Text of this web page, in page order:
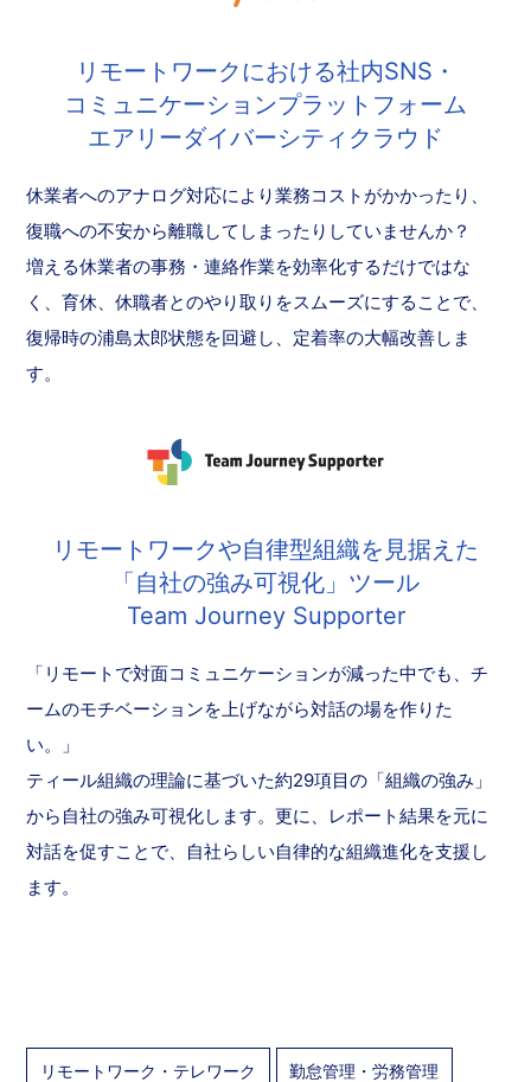
リモートワークにおける社内SNS・
コミュニケーションプラットフォーム
エアリーダイバーシティクラウド
休業者へのアナログ対応により業務コストがかかったり、
復職への不安から離職してしまったりしていませんか？
増える休業者の事務・連絡作業を効率化するだけではな
く、育休、休職者とのやり取りをスムーズにすることで、
復帰時の浦島太郎状態を回避し、定着率の大幅改善しま
す。
リモートワークや自律型組織を見据えた
「自社の強み可視化」ツール
Team Journey Supporter
「リモートで対面コミュニケーションが減った中でも、チ
ームのモチベーションを上げながら対話の場を作りた
い。」
ティール組織の理論に基づいた約29項目の「組織の強み」
から自社の強み可視化します。更に、レポート結果を元に
対話を促すことで、自社らしい自律的な組織進化を支援し
ます。
リモートワーク・テレワーク 勤怠管理・労務管理